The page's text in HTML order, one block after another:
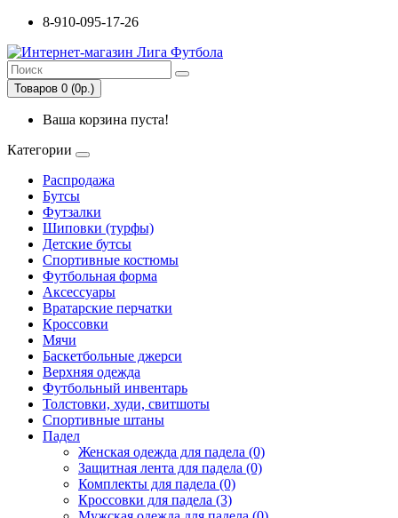
8-910-095-17-26
Товаров 0 (0р.)
Ваша корзина пуста!
Категории
Распродажа
Бутсы
Футзалки
Шиповки (турфы)
Детские бутсы
Спортивные костюмы
Футбольная форма
Аксессуары
Вратарские перчатки
Кроссовки
Мячи
Баскетбольные джерси
Верхняя одежда
Футбольный инвентарь
Толстовки, худи, свитшоты
Спортивные штаны
Падел
Женская одежда для падела (0)
Защитная лента для падела (0)
Комплекты для падела (0)
Кроссовки для падела (3)